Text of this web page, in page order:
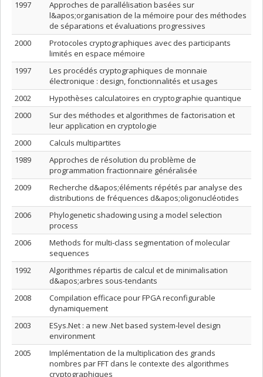
1997
Approches de parallélisation basées sur
l&apos;organisation de la mémoire pour des méthodes
de séparations et évaluations progressives
2000
Protocoles cryptographiques avec des participants
limités en espace mémoire
1997
Les procédés cryptographiques de monnaie
électronique : design, fonctionnalités et usages
2002
Hypothèses calculatoires en cryptographie quantique
2000
Sur des méthodes et algorithmes de factorisation et
leur application en cryptologie
2000
Calculs multipartites
1989
Approches de résolution du problème de
programmation fractionnaire généralisée
2009
Recherche d&apos;éléments répétés par analyse des
distributions de fréquences d&apos;oligonucléotides
2006
Phylogenetic shadowing using a model selection
process
2006
Methods for multi-class segmentation of molecular
sequences
1992
Algorithmes répartis de calcul et de minimalisation
d&apos;arbres sous-tendants
2008
Compilation efficace pour FPGA reconfigurable
dynamiquement
2003
ESys.Net : a new .Net based system-level design
environment
2005
Implémentation de la multiplication des grands
nombres par FFT dans le contexte des algorithmes
cryptographiques